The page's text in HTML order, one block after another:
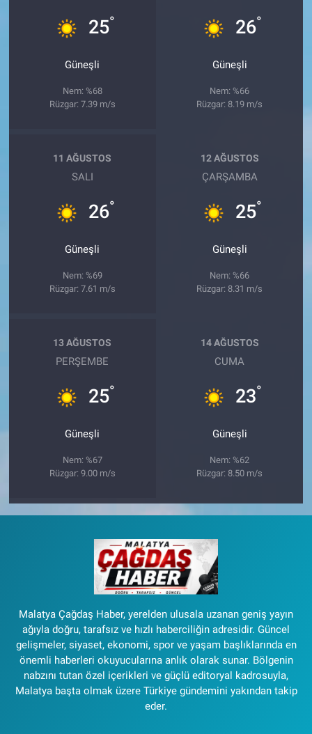
25°
Güneşli
Nem: %68
Rüzgar: 7.39 m/s
26°
Güneşli
Nem: %66
Rüzgar: 8.19 m/s
11 AĞUSTOS
SALI
26°
Güneşli
Nem: %69
Rüzgar: 7.61 m/s
12 AĞUSTOS
ÇARŞAMBA
25°
Güneşli
Nem: %66
Rüzgar: 8.31 m/s
13 AĞUSTOS
PERŞEMBE
25°
Güneşli
Nem: %67
Rüzgar: 9.00 m/s
14 AĞUSTOS
CUMA
23°
Güneşli
Nem: %62
Rüzgar: 8.50 m/s
Malatya Çağdaş Haber, yerelden ulusala uzanan geniş yayın
ağıyla doğru, tarafsız ve hızlı haberciliğin adresidir. Güncel
gelişmeler, siyaset, ekonomi, spor ve yaşam başlıklarında en
önemli haberleri okuyucularına anlık olarak sunar. Bölgenin
nabzını tutan özel içerikleri ve güçlü editoryal kadrosuyla,
Malatya başta olmak üzere Türkiye gündemini yakından takip
eder.